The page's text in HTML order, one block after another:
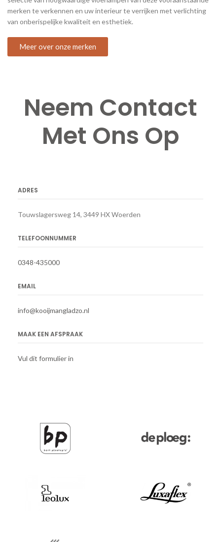
merken te verkennen en uw interieur te verrijken met verlichting
van onberispelijke kwaliteit en esthetiek.
Meer over onze merken
Neem Contact
Met Ons Op
ADRES
Touwslagersweg 14, 3449 HX Woerden
TELEFOONNUMMER
0348-435000
EMAIL
info@kooijmangladzo.nl
MAAK EEN AFSPRAAK
Vul dit formulier in